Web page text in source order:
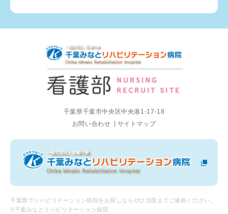
千葉県千葉市中央区中央港1-17-18
お問い合わせ
サイトマップ
千葉県でリハビリテーション病院をお探しならぜひ当院までご連絡ください。
©千葉みなとリハビリテーション病院